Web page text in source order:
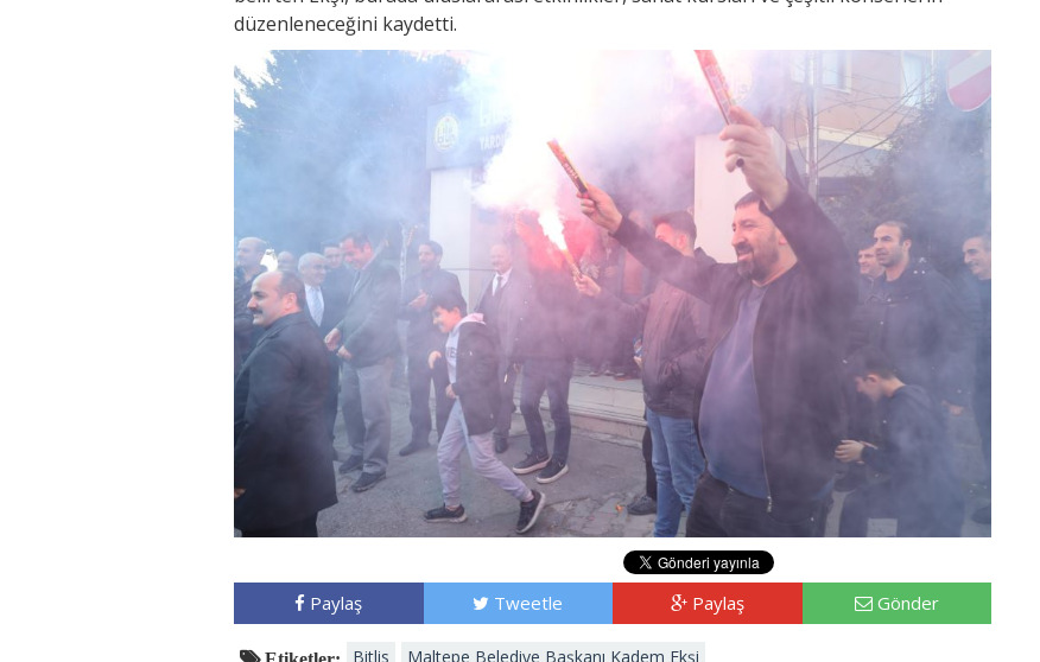
düzenleneceğini kaydetti.
Paylaş Tweetle Paylaş Gönder
Etiketler: Bitlis Maltepe Belediye Başkanı Kadem Ekşi